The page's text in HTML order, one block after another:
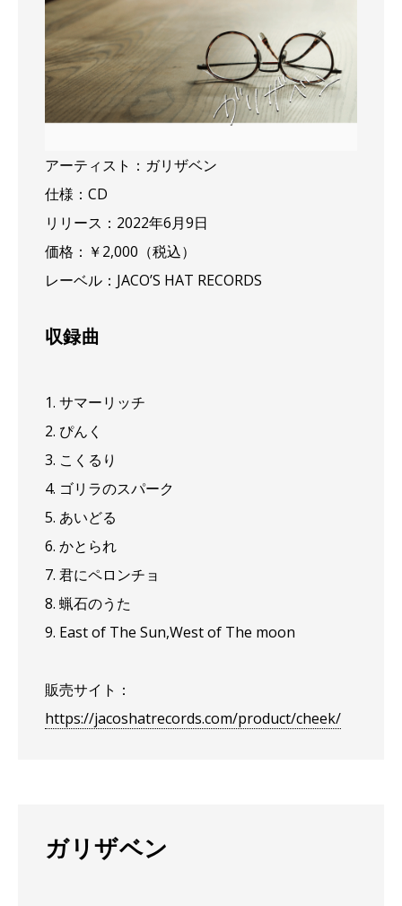
アーティスト：ガリザベン
仕様：CD
リリース：2022年6月9日
価格：￥2,000（税込）
レーベル：JACO’S HAT RECORDS
収録曲
1. サマーリッチ
2. ぴんく
3. こくるり
4. ゴリラのスパーク
5. あいどる
6. かとられ
7. 君にペロンチョ
8. 蝋石のうた
9. East of The Sun,West of The moon
販売サイト：
https://jacoshatrecords.com/product/cheek/
ガリザベン